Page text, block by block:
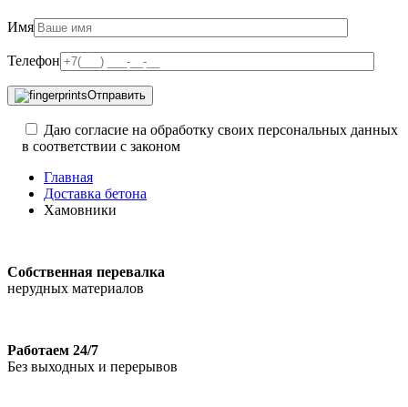
Имя
Телефон
Отправить
Даю согласие на обработку своих персональных данных
в соответствии с законом
Главная
Доставка бетона
Хамовники
Собственная перевалка
нерудных материалов
Работаем 24/7
Без выходных и перерывов